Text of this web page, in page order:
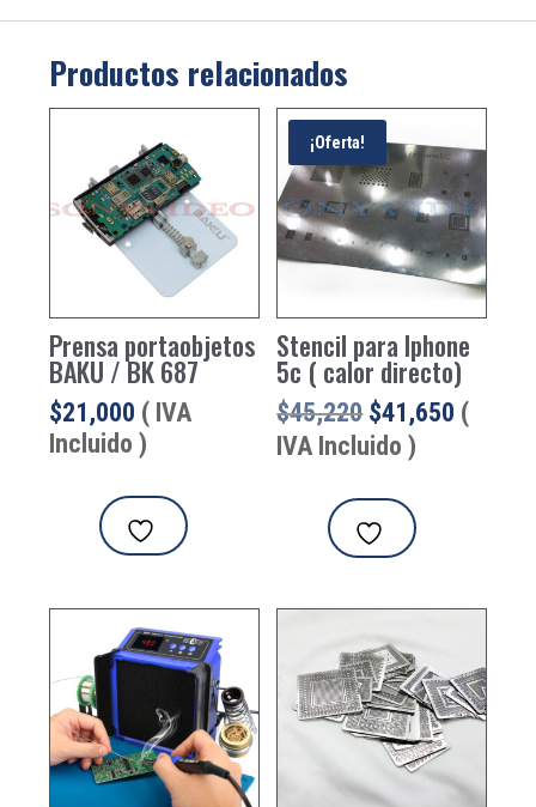
Productos relacionados
Prensa portaobjetos
BAKU / BK 687
$21,000 ( IVA
Incluido )
¡Oferta!
Stencil para Iphone
5c ( calor directo)
$45,220 El
precio
era:
$45,220.
$41,650 El
(
IVA Incluido )